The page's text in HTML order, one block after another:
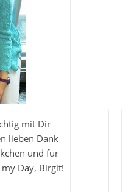
mit Dir
lieben Dank
und für
Day, Birgit!